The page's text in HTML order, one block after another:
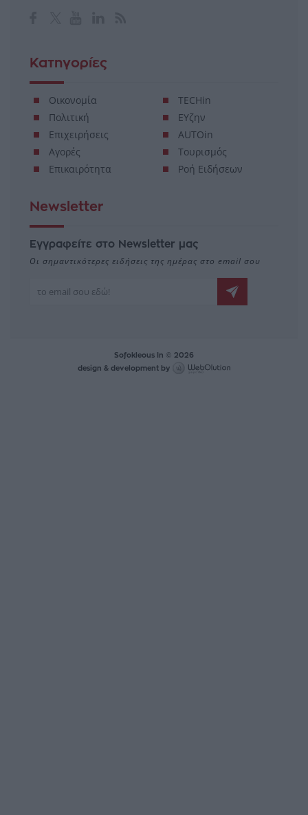
Κατηγορίες
Οικονομία
Πολιτική
Επιχειρήσεις
Αγορές
Επικαιρότητα
TECHin
ΕΥζην
AUTOin
Τουρισμός
Ροή Ειδήσεων
Newsletter
Εγγραφείτε στο Newsletter μας
Οι σημαντικότερες ειδήσεις της ημέρας στο email σου
Sofokleous In © 2026
design & development by